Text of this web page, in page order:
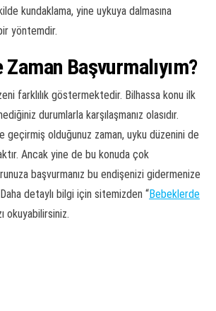
kundaklama, yine uykuya dalmasına
yöntemdir.
Başvurmalıyım?
farklılık göstermektedir. Bilhassa konu ilk
durumlarla karşılaşmanız olasıdır.
geçirmiş olduğunuz zaman, uyku düzenini de
Ancak yine de bu konuda çok
başvurmanız bu endişenizi gidermenize
detaylı bilgi için sitemizden “Bebeklerde
okuyabilirsiniz.